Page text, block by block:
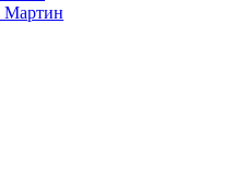
Мартин